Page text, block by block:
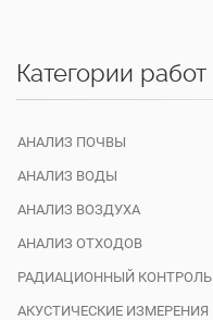
Категории работ
АНАЛИЗ ПОЧВЫ
АНАЛИЗ ВОДЫ
АНАЛИЗ ВОЗДУХА
АНАЛИЗ ОТХОДОВ
РАДИАЦИОННЫЙ КОНТРОЛЬ
АКУСТИЧЕСКИЕ ИЗМЕРЕНИЯ